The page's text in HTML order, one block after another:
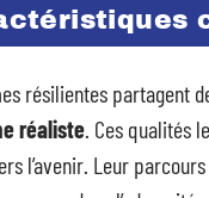
résilientes partagent
réaliste. Ces qualités
l’avenir. Leur